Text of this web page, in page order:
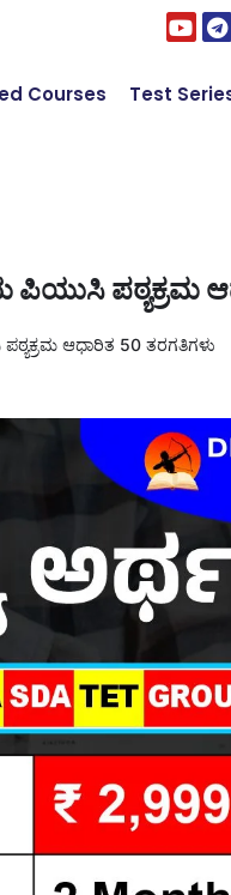
Courses Test
ಪಿಯುಸಿ ಪಠ್ಯಕ್ರಮ
ಆಧಾರಿತ 50 ತರಗತಿಗಳು